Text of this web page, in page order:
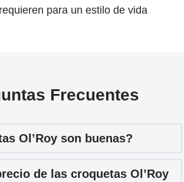
para un estilo de vida
Frecuentes
Ol’Roy son buenas?
de las croquetas Ol’Roy